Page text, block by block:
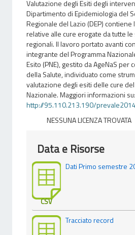
Valutazione degli Esiti degli
Dipartimento di Epidemiologia del
Regionale del Lazio (DEP)
relative alle cure erogate da tutte
regionali. Il lavoro portato avanti
integrante del Programma
Esito (PNE), gestito da AgeNaS per
della Salute, individuato come
valutazione degli esiti delle cure
Nazionale. Maggiori informazioni su:
http://95.110.213.190/
NESSUNA LICENZA TROVATA
Data e Risorse
CSV
Dati Primo semestre
Tracciato record